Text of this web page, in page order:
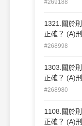
益，包括犯
依法律加重
#269188
1321.關於
正確？ (A)刑法第五十九條之酌量減輕其
刑，必於犯
益，包括犯
依法律加重
#268998
1303.關於
正確？ (A)刑法第五十九條之酌量減輕其
刑，必於犯
益，包括犯
依法律加重
#268980
1108.關於
正確？ (A)刑法第五十九條之酌量減輕其